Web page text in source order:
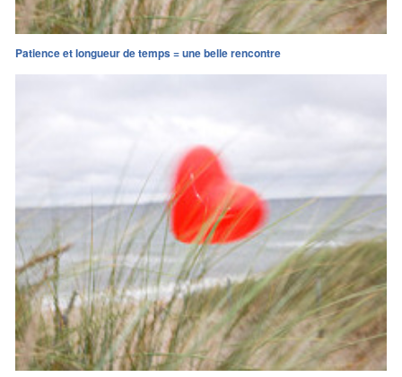
Patience et longueur de temps = une belle rencontre